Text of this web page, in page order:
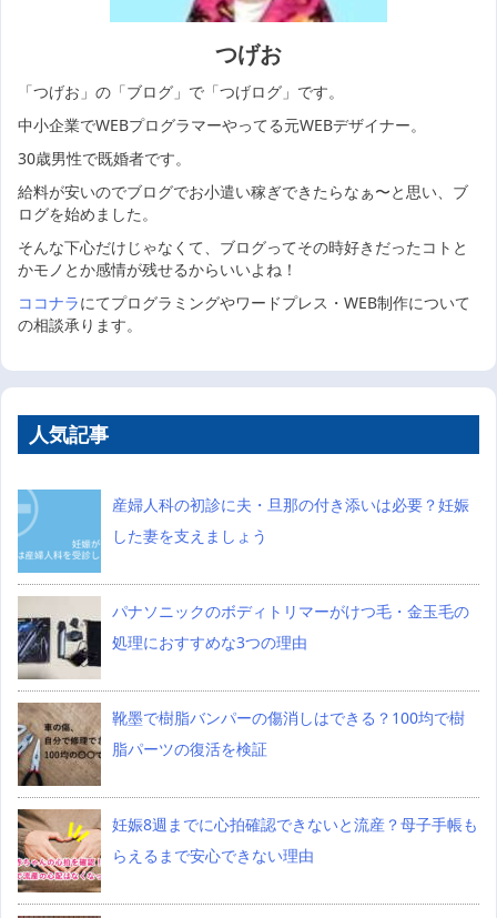
つげお
「つげお」の「ブログ」で「つげログ」です。
中小企業でWEBプログラマーやってる元WEBデザイナー。
30歳男性で既婚者です。
給料が安いのでブログでお小遣い稼ぎできたらなぁ〜と思い、ブ
ログを始めました。
そんな下心だけじゃなくて、ブログってその時好きだったコトと
かモノとか感情が残せるからいいよね！
ココナラにてプログラミングやワードプレス・WEB制作について
の相談承ります。
人気記事
産婦人科の初診に夫・旦那の付き添いは必要？妊娠
した妻を支えましょう
パナソニックのボディトリマーがけつ毛・金玉毛の
処理におすすめな3つの理由
靴墨で樹脂バンパーの傷消しはできる？100均で樹
脂パーツの復活を検証
妊娠8週までに心拍確認できないと流産？母子手帳も
らえるまで安心できない理由